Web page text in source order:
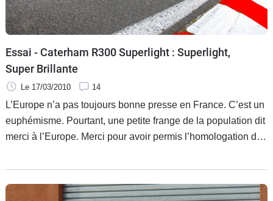
Essai - Caterham R300 Superlight : Superlight,
Super Brillante
Le 17/03/2010 14
L’Europe n’a pas toujours bonne presse en France. C’est un
euphémisme. Pourtant, une petite frange de la population dit
merci à l’Europe. Merci pour avoir permis l’homologation de
aujourd’hui. Aujourd’hui alors que la température extérieure
ne dépasse pas 8°, qu’il pleut, qu’il vente et qu’une